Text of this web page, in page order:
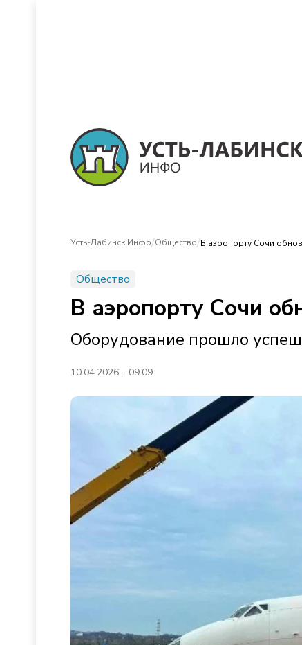
Усть-Лабинск Инфо/Общество/В аэропорту Сочи
Общество
В аэропорту Сочи
Оборудование прошло
10.04.2026 - 09:09